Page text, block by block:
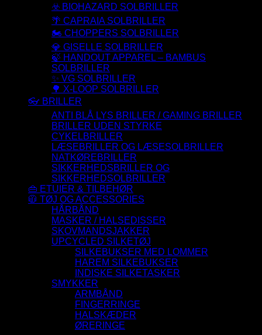
☣️ BIOHAZARD SOLBRILLER
🌴 CAPRAIA SOLBRILLER
🏍️ CHOPPERS SOLBRILLER
💎 GISELLE SOLBRILLER
🍃 HANDOUT APPAREL – BAMBUS
SOLBRILLER
✨ VG SOLBRILLER
🌳 X-LOOP SOLBRILLER
👓 BRILLER
ANTI BLÅ LYS BRILLER / GAMING BRILLER
BRILLER UDEN STYRKE
CYKELBRILLER
LÆSEBRILLER OG LÆSESOLBRILLER
NATKØREBRILLER
SIKKERHEDSBRILLER OG
SIKKERHEDSOLBRILLER
👜 ETUIER & TILBEHØR
🧥 TØJ OG ACCESSORIES
HÅRBÅND
MASKER / HALSEDISSER
SKOVMANDSJAKKER
UPCYCLED SILKETØJ
SILKEBUKSER MED LOMMER
HAREM SILKEBUKSER
INDISKE SILKETASKER
SMYKKER
ARMBÅND
FINGERRINGE
HALSKÆDER
ØRERINGE